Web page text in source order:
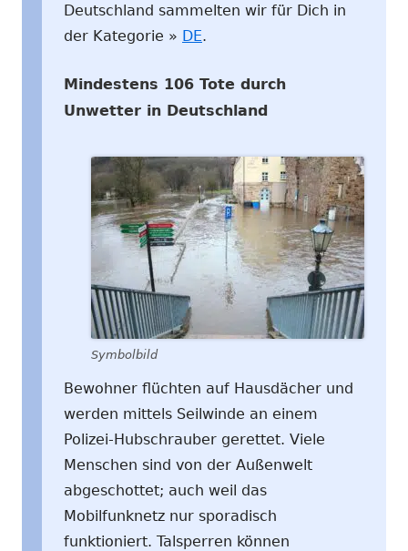
Deutschland sammelten wir für Dich in
der Kategorie » DE.
Mindestens 106 Tote durch
Unwetter in Deutschland
Symbolbild
Bewohner flüchten auf Hausdächer und
werden mittels Seilwinde an einem
Polizei-Hubschrauber gerettet. Viele
Menschen sind von der Außenwelt
abgeschottet; auch weil das
Mobilfunknetz nur sporadisch
funktioniert. Talsperren können